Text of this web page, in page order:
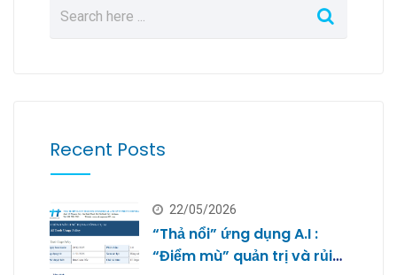
Recent Posts
22/05/2026
“Thả nổi” ứng dụng A.I :
“Điểm mù” quản trị và rủi